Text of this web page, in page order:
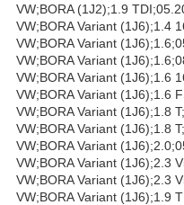
VW;BORA (1J2);1.9
VW;BORA Variant (1J6);1.4
VW;BORA Variant
VW;BORA Variant
VW;BORA Variant (1J6);1.6
VW;BORA Variant (1J6);1.6
VW;BORA Variant (1J6);1.8
VW;BORA Variant (1J6);1.8
VW;BORA Variant
VW;BORA Variant (1J6);2.3
VW;BORA Variant (1J6);2.3
VW;BORA Variant (1J6);1.9